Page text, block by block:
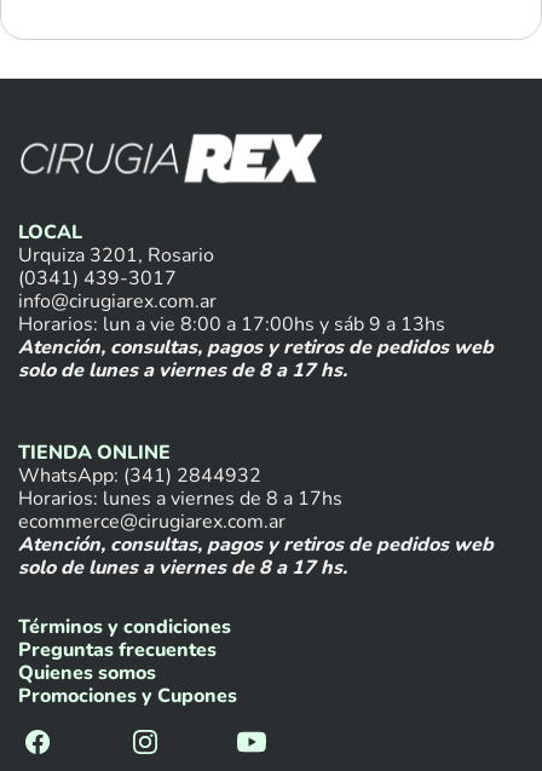
LOCAL
Urquiza 3201, Rosario
(0341) 439-3017
info@cirugiarex.com.ar
Horarios: lun a vie 8:00 a 17:00hs y sáb 9 a 13hs
Atención, consultas, pagos y retiros de pedidos web
solo de lunes a viernes de 8 a 17 hs.
TIENDA ONLINE
WhatsApp: (341) 2844932
Horarios: lunes a viernes de 8 a 17hs
ecommerce@cirugiarex.com.ar
Atención, consultas, pagos y retiros de pedidos web
solo de lunes a viernes de 8 a 17 hs.
Términos y condiciones
Preguntas frecuentes
Quienes somos
Promociones y Cupones